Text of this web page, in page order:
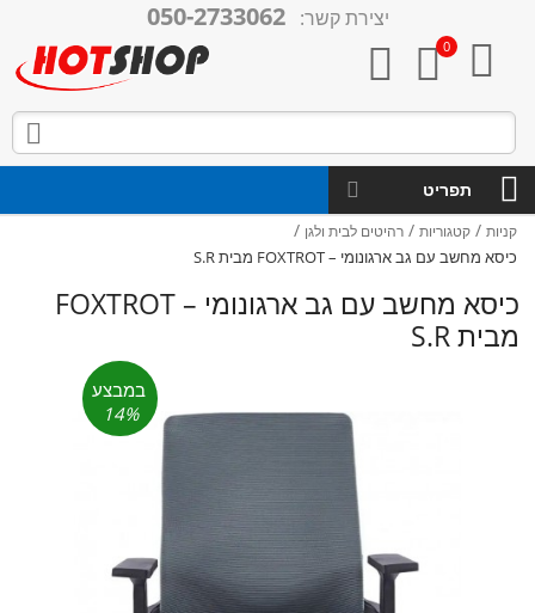
יצירת קשר: 050-2733062

0



תפריט
קניות / קטגוריות / רהיטים לבית ולגן /
כיסא מחשב עם גב ארגונומי – FOXTROT מבית S.R
כיסא מחשב עם גב ארגונומי – FOXTROT
מבית S.R
במבצע
14%